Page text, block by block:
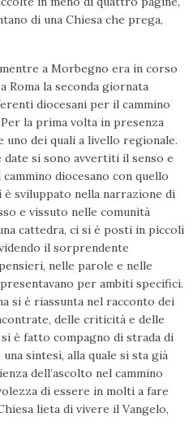
di una Chiesa che prega,
a Morbegno era in corso
Roma la seconda giornata
diocesani per il cammino
la prima volta in presenza
dei quali a livello regionale.
date si sono avvertiti il senso e
diocesano con quello
sviluppato nella narrazione di
e vissuto nelle comunità
cattedra, ci si è posti in piccoli
il sorprendente
nelle parole e nelle
per ambiti specifici.
si è riassunta nel racconto dei
delle criticità e delle
è fatto compagno di strada di
sintesi, alla quale si sta già
dell’ascolto nel cammino
di essere in molti a fare
lieta di vivere il Vangelo,